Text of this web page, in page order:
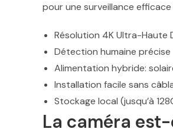
pour une surveillance
Résolution 4K Ultra-Haute
Détection humaine précise
Alimentation hybride:
Installation facile sans
Stockage local (jusqu’à
La caméra